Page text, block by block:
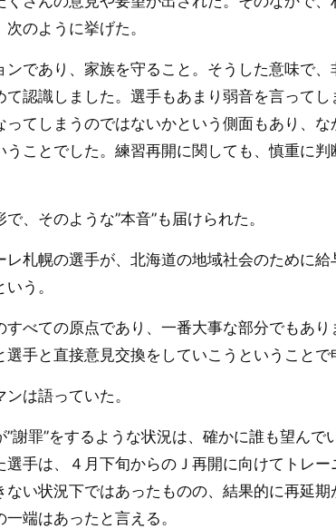
のように挙げた。
ンであり、家族を守ること。そうした意味で
て認識しました。選手もあまり弱音を言って
ってしまうのではないかという側面もあり、
ことでした。練習再開に関しても、慎重に
、そのような”本音”も届けられた。
札幌の選手が、北海道の地域社会のために給
う。
すべての原点であり、一番大事な部分でもあ
手と直接意見交換をしていこうということで
は語っていた。
罪”をするような状況は、確かに誰も望んで
選手は、４月下旬からのＪ再開に向けてトレ
い状況下ではあったものの、結果的に再延期
端はあったと言える。